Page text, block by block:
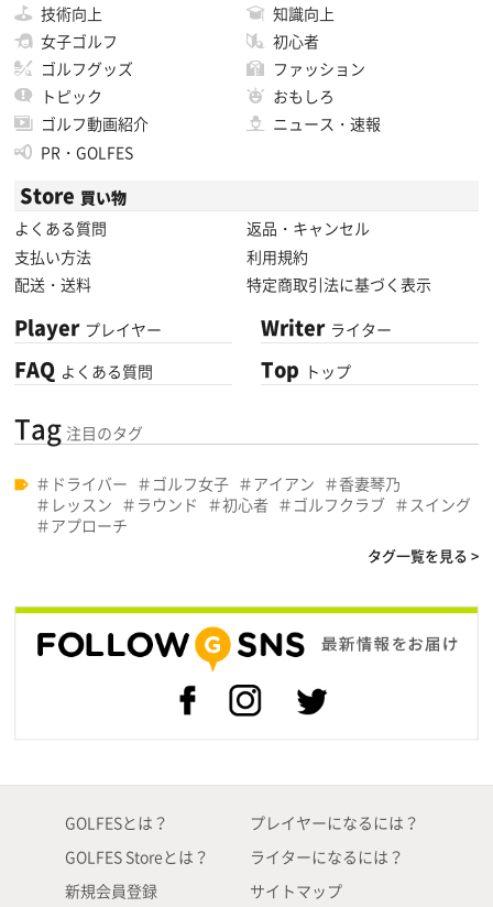
技術向上
知識向上
女子ゴルフ
初心者
ゴルフグッズ
ファッション
トピック
おもしろ
ゴルフ動画紹介
ニュース・速報
PR・GOLFES
Store 買い物
よくある質問
返品・キャンセル
支払い方法
利用規約
配送・送料
特定商取引法に基づく表示
Player プレイヤー
FAQ よくある質問
Writer ライター
Top トップ
Tag 注目のタグ
ドライバー ゴルフ女子 アイアン
香妻琴乃
レッスン
ラウンド 初心者 ゴルフクラブ
スイング
アプローチ
タグ一覧を見る >
GOLFESとは？
GOLFES Storeとは？
新規会員登録
プレイヤーになるには？
ライターになるには？
サイトマップ